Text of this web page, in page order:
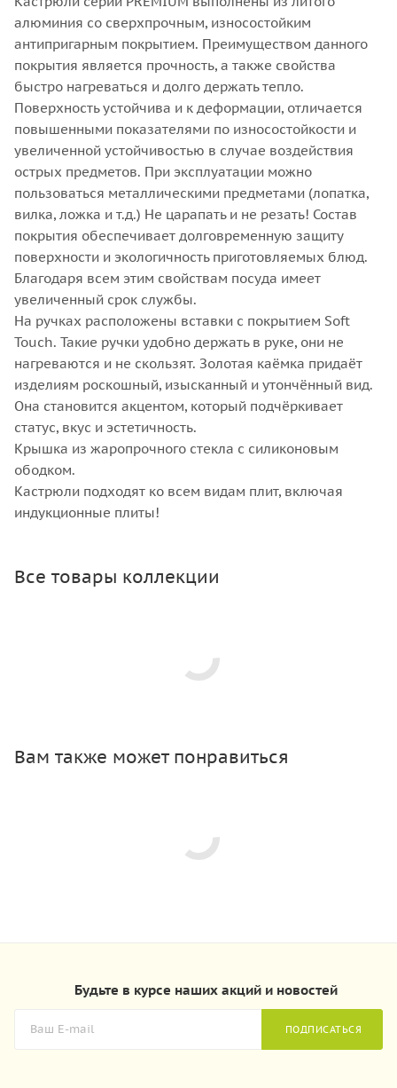
алюминия со сверхпрочным, износостойким
антипригарным покрытием. Преимуществом данного
покрытия является прочность, а также свойства
быстро нагреваться и долго держать тепло.
Поверхность устойчива и к деформации, отличается
повышенными показателями по износостойкости и
увеличенной устойчивостью в случае воздействия
острых предметов. При эксплуатации можно
пользоваться металлическими предметами (лопатка,
вилка, ложка и т.д.) Не царапать и не резать! Состав
покрытия обеспечивает долговременную защиту
поверхности и экологичность приготовляемых блюд.
Благодаря всем этим свойствам посуда имеет
увеличенный срок службы.
На ручках расположены вставки с покрытием Soft
Touch. Такие ручки удобно держать в руке, они не
нагреваются и не скользят. Золотая каёмка придаёт
изделиям роскошный, изысканный и утончённый вид.
Она становится акцентом, который подчёркивает
статус, вкус и эстетичность.
Крышка из жаропрочного стекла с силиконовым
ободком.
Кастрюли подходят ко всем видам плит, включая
индукционные плиты!
Все товары коллекции
Вам также может понравиться
Будьте в курсе наших акций и новостей
ПОДПИСАТЬСЯ